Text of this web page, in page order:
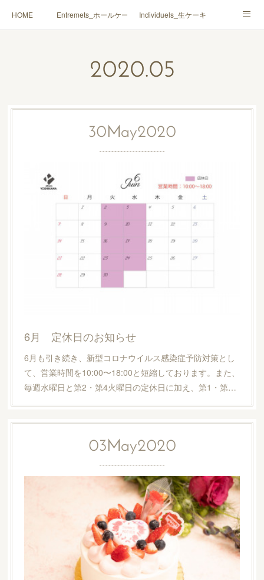
HOME Entremets_ホールケーキ Individuels_生ケーキ
Boutique_店鋪
2020.05
30May2020
6月 定休日のお知らせ
6月も引き続き、新型コロナウイルス感染症予防対策とし
て、営業時間を10:00〜18:00と短縮しております。また、
毎週水曜日と第2・第4火曜日の定休日に加え、第1・第…
03May2020